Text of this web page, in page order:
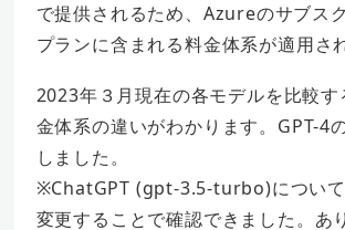
で提供されるため、Azureのサブス
プランに含まれる料金体系が適用さ
2023年３月現在の各モデルを比較す
金体系の違いがわかります。GPT-4
しました。
※ChatGPT (gpt-3.5-turbo)につい
変更することで確認できました。あ